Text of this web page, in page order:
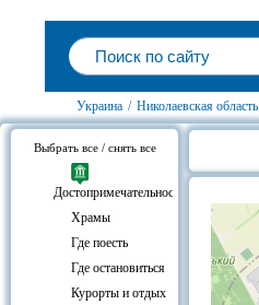
Украина / Николаевская область
Выбрать все / снять все
Достопримечательности
Храмы
Где поесть
Где остановиться
Курорты и отдых